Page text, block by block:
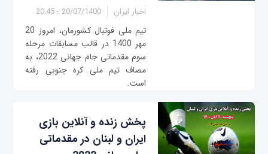
اخبار ایران 20/07/1400 - 20:45
تیم ملی فوتبال کشورمان، امروز 20
مهر 1400 در قالب مسابقات مرحله
سوم مقدماتی جام جهانی 2022، به
مصاف تیم ملی کره جنوبی رفته
است.
پخش زنده و آنلاین بازی
ایران و لبنان در مقدماتی